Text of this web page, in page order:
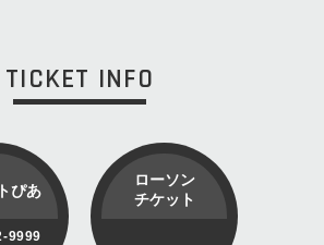
TICKET INFO
ぴあ
9999
ローソン
チケット